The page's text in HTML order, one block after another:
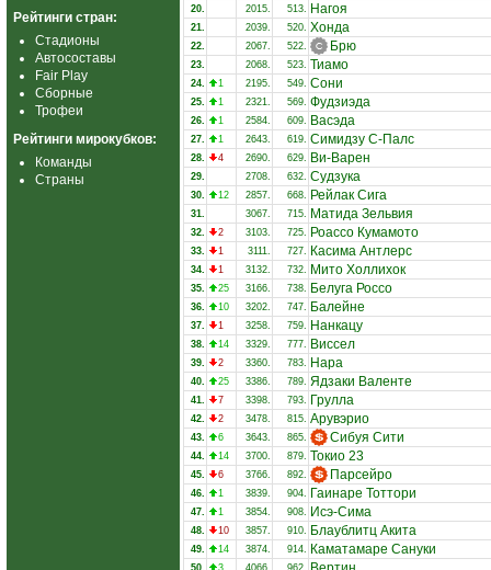
Рейтинги стран:
Стадионы
Автосоставы
Fair Play
Сборные
Трофеи
Рейтинги мирокубков:
Команды
Страны
20. 2015. 513. Нагоя
21. 2039. 520. Хонда
22. 2067. 522. Брю
23. 2068. 523. Тиамо
24. 1 2195. 549. Сони
25. 1 2321. 569. Фудзиэда
26. 1 2584. 609. Васэда
27. 1 2643. 619. Симидзу С-Палс
28. 4 2690. 629. Ви-Варен
29. 2708. 632. Судзука
30. 12 2857. 668. Рейлак Сига
31. 3067. 715. Матида Зельвия
32. 2 3103. 725. Роассо Кумамото
33. 1 3111. 727. Касима Антлерс
34. 1 3132. 732. Мито Холлихок
35. 25 3166. 738. Белуга Россо
36. 10 3202. 747. Балейне
37. 1 3258. 759. Нанкацу
38. 14 3329. 777. Виссел
39. 2 3360. 783. Нара
40. 25 3386. 789. Ядзаки Валенте
41. 7 3398. 793. Грулла
42. 2 3478. 815. Арувэрио
43. 6 3643. 865. Сибуя Сити
44. 14 3700. 879. Токио 23
45. 6 3766. 892. Парсейро
46. 1 3839. 904. Гаинаре Тоттори
47. 1 3854. 908. Исэ-Сима
48. 10 3857. 910. Блаублитц Акита
49. 14 3874. 914. Каматамаре Сануки
50. 3 4066. 962.